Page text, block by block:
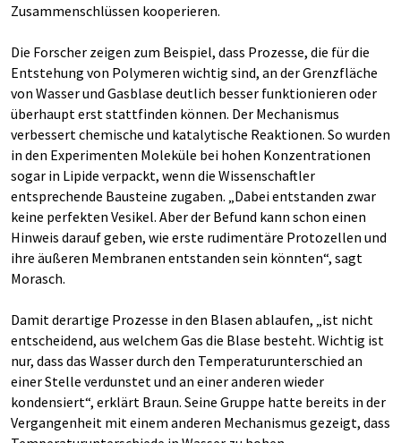
Zusammenschlüssen kooperieren.
Die Forscher zeigen zum Beispiel, dass Prozesse, die für die
Entstehung von Polymeren wichtig sind, an der Grenzfläche
von Wasser und Gasblase deutlich besser funktionieren oder
überhaupt erst stattfinden können. Der Mechanismus
verbessert chemische und katalytische Reaktionen. So wurden
in den Experimenten Moleküle bei hohen Konzentrationen
sogar in Lipide verpackt, wenn die Wissenschaftler
entsprechende Bausteine zugaben. „Dabei entstanden zwar
keine perfekten Vesikel. Aber der Befund kann schon einen
Hinweis darauf geben, wie erste rudimentäre Protozellen und
ihre äußeren Membranen entstanden sein könnten“, sagt
Morasch.
Damit derartige Prozesse in den Blasen ablaufen, „ist nicht
entscheidend, aus welchem Gas die Blase besteht. Wichtig ist
nur, dass das Wasser durch den Temperaturunterschied an
einer Stelle verdunstet und an einer anderen wieder
kondensiert“, erklärt Braun. Seine Gruppe hatte bereits in der
Vergangenheit mit einem anderen Mechanismus gezeigt, dass